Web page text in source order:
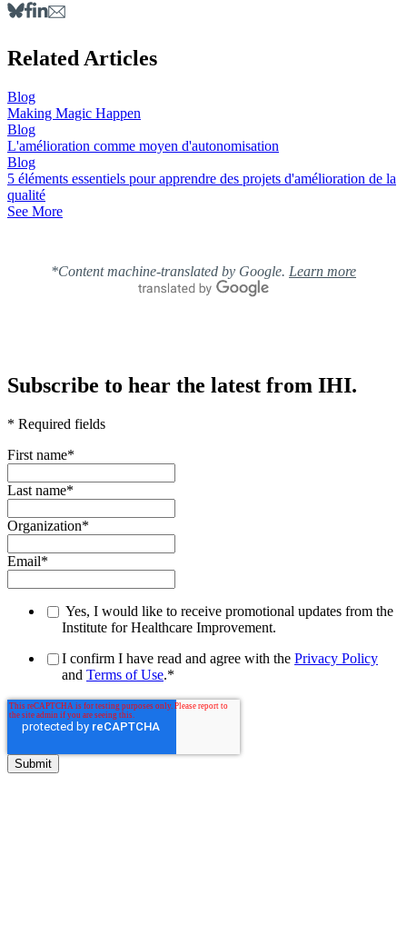
Related Articles
Blog
Making Magic Happen
Blog
L'amélioration comme moyen d'autonomisation
Blog
5 éléments essentiels pour apprendre des projets d'amélioration de la
qualité
See More
*Content machine-translated by Google. Learn more
Subscribe to hear the latest from IHI.
* Required fields
First name*
Last name*
Organization*
Email*
Yes, I would like to receive promotional updates from the
Institute for Healthcare Improvement.
I confirm I have read and agree with the Privacy Policy
and Terms of Use.*